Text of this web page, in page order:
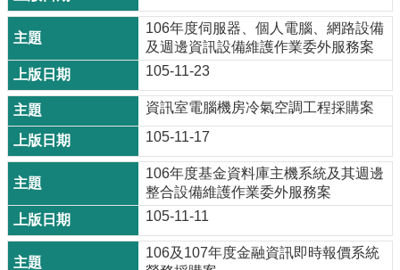
106年度伺服器、個人電腦、網路設備
及週邊資訊設備維護作業委外服務案
105-11-23
資訊室電腦機房冷氣空調工程採購案
105-11-17
106年度基金資料庫主機系統及其週邊
整合設備維護作業委外服務案
105-11-11
106及107年度金融資訊即時報價系統